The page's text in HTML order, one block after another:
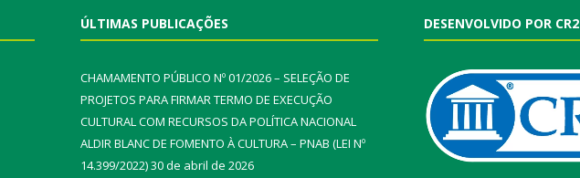
ÚLTIMAS PUBLICAÇÕES
CHAMAMENTO PÚBLICO Nº 01/2026 – SELEÇÃO DE
PROJETOS PARA FIRMAR TERMO DE EXECUÇÃO
CULTURAL COM RECURSOS DA POLÍTICA NACIONAL
ALDIR BLANC DE FOMENTO À CULTURA – PNAB (LEI Nº
14.399/2022)30 de abril de 2026
DESENVOLVIDO POR CR2